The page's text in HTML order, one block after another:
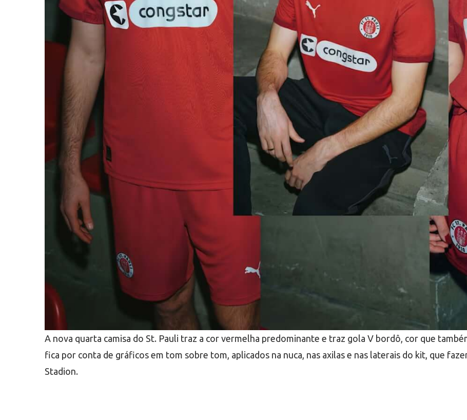
A nova quarta camisa do St. Pauli traz a cor vermelha predominante e traz gola V bordô, cor que
fica por conta de gráficos em tom sobre tom, aplicados na nuca, nas axilas e nas laterais do kit, que
Stadion.